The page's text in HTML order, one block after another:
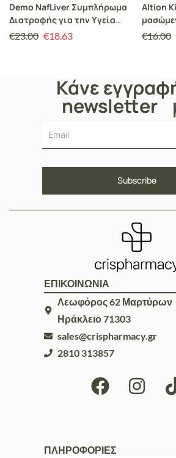
Demo NafLiver Συμπλήρωμα
Διατροφής για την Υγεία
του Ήπατος, 30 Δισκία
€23.00 €18.63
Altion
€16.00
Κάνε
newsletter
ΕΠΙΚΟΙΝΩΝΙΑ
Λεωφόρος 62
Ηράκλειο 71303
sales@crispharmacy.gr
2810 313857
ΠΛΗΡΟΦΟΡΙΕΣ